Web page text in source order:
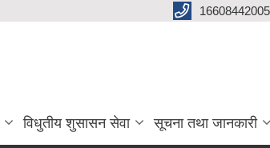
विधुतीय शुसासन सेवा सूचना तथा जानकारी